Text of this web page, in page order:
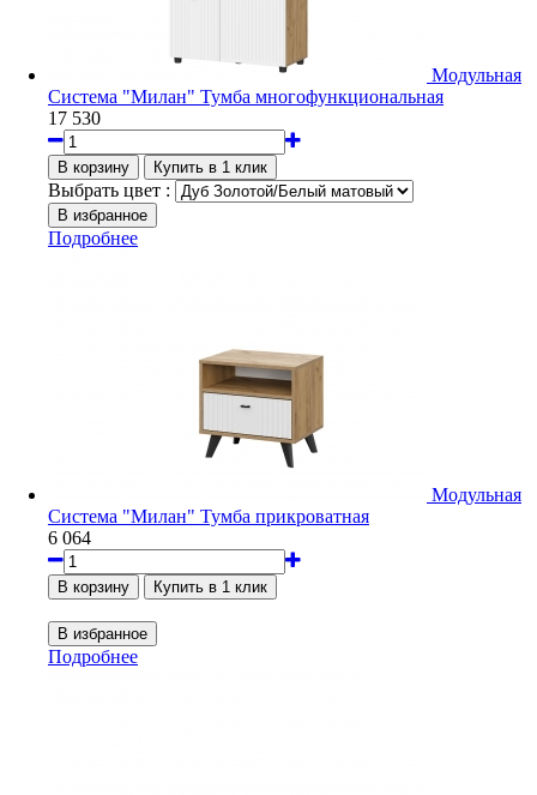
Модульная
Система "Милан" Тумба многофункциональная
17 530
Выбрать цвет :
Подробнее
Модульная
Система "Милан" Тумба прикроватная
6 064
Подробнее